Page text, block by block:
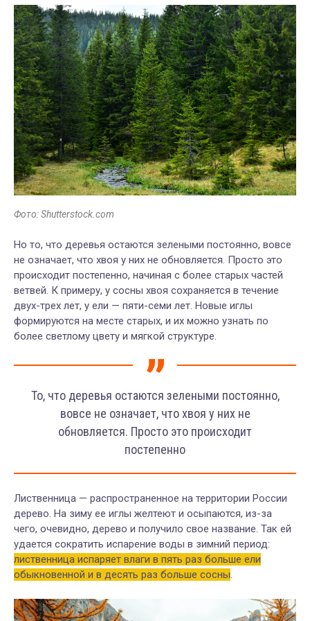
Фото: Shutterstock.com
Но то, что деревья остаются зелеными постоянно, вовсе
не означает, что хвоя у них не обновляется. Просто это
происходит постепенно, начиная с более старых частей
ветвей. К примеру, у сосны хвоя сохраняется в течение
двух-трех лет, у ели — пяти-семи лет. Новые иглы
формируются на месте старых, и их можно узнать по
более светлому цвету и мягкой структуре.
То, что деревья остаются зелеными постоянно,
вовсе не означает, что хвоя у них не
обновляется. Просто это происходит
постепенно
Лиственница — распространенное на территории России
дерево. На зиму ее иглы желтеют и осыпаются, из-за
чего, очевидно, дерево и получило свое название. Так ей
удается сократить испарение воды в зимний период:
лиственница испаряет влаги в пять раз больше ели
обыкновенной и в десять раз больше сосны.